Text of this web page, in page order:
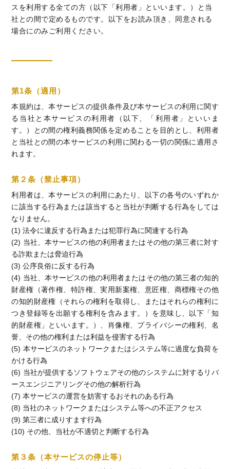
スを利用する全ての方（以下「利用者」といいます。）と当
社との間で定めるものです。以下をお読み頂き、同意される
場合にのみご利用ください。
第1条（適用）
本規約は、本サービスの提供条件及び本サービスの利用に関す
る当社と本サービスの利用者（以下、「利用者」といいま
す。）との間の権利義務関係を定めることを目的とし、利用者
と当社との間の本サービスの利用に関わる一切の関係に適用さ
れます。
第２条（禁止事項）
利用者は、本サービスの利用にあたり、以下の各号のいずれか
に該当する行為または該当すると当社が判断する行為をしては
なりません。
(1) 法令に違反する行為または犯罪行為に関連する行為
(2) 当社、本サービスの他の利用者またはその他の第三者に対す
る詐欺または脅迫行為
(3) 公序良俗に反する行為
(4) 当社、本サービスの他の利用者またはその他の第三者の知的
財産権（著作権、特許権、実用新案権、意匠権、商標権その他
の知的財産権（それらの権利を取得し、またはそれらの権利に
つき登録等を出願する権利を含みます。）を意味し、以下「知
的財産権」といいます。）、肖像権、プライバシーの権利、名
誉、その他の権利または利益を侵害する行為
(5) 本サービスのネットワークまたはシステム等に過度な負荷を
かける行為
(6) 当社が提供するソフトウェアその他のシステムに対するリバ
ースエンジニアリングその他の解析行為
(7) 本サービスの運営を妨害するおそれのある行為
(8) 当社のネットワークまたはシステム等への不正アクセス
(9) 第三者に成りすます行為
(10) その他、当社が不適切と判断する行為
第３条（本サービスの停止等）